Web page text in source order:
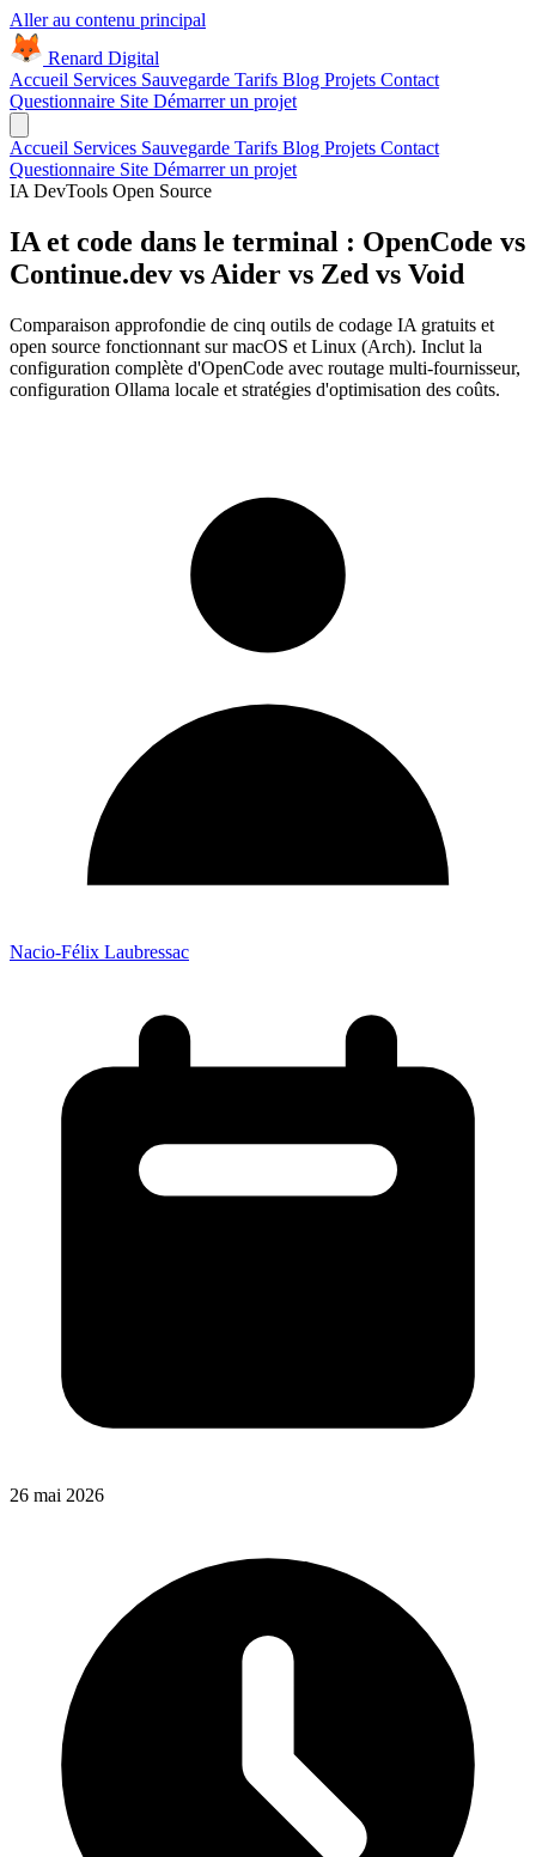
Aller au contenu principal
Renard Digital
Accueil Services Sauvegarde Tarifs Blog Projets Contact
Questionnaire Site Démarrer un projet
Accueil Services Sauvegarde Tarifs Blog Projets Contact
Questionnaire Site Démarrer un projet
IA DevTools Open Source
IA et code dans le terminal : OpenCode vs
Continue.dev vs Aider vs Zed vs Void
Comparaison approfondie de cinq outils de codage IA gratuits et
open source fonctionnant sur macOS et Linux (Arch). Inclut la
configuration complète d'OpenCode avec routage multi-fournisseur,
configuration Ollama locale et stratégies d'optimisation des coûts.
Nacio-Félix Laubressac
26 mai 2026